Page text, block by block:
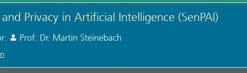
Privacy in Artificial Intelligence (SenPAI)
Prof. Dr. Martin Steinebach